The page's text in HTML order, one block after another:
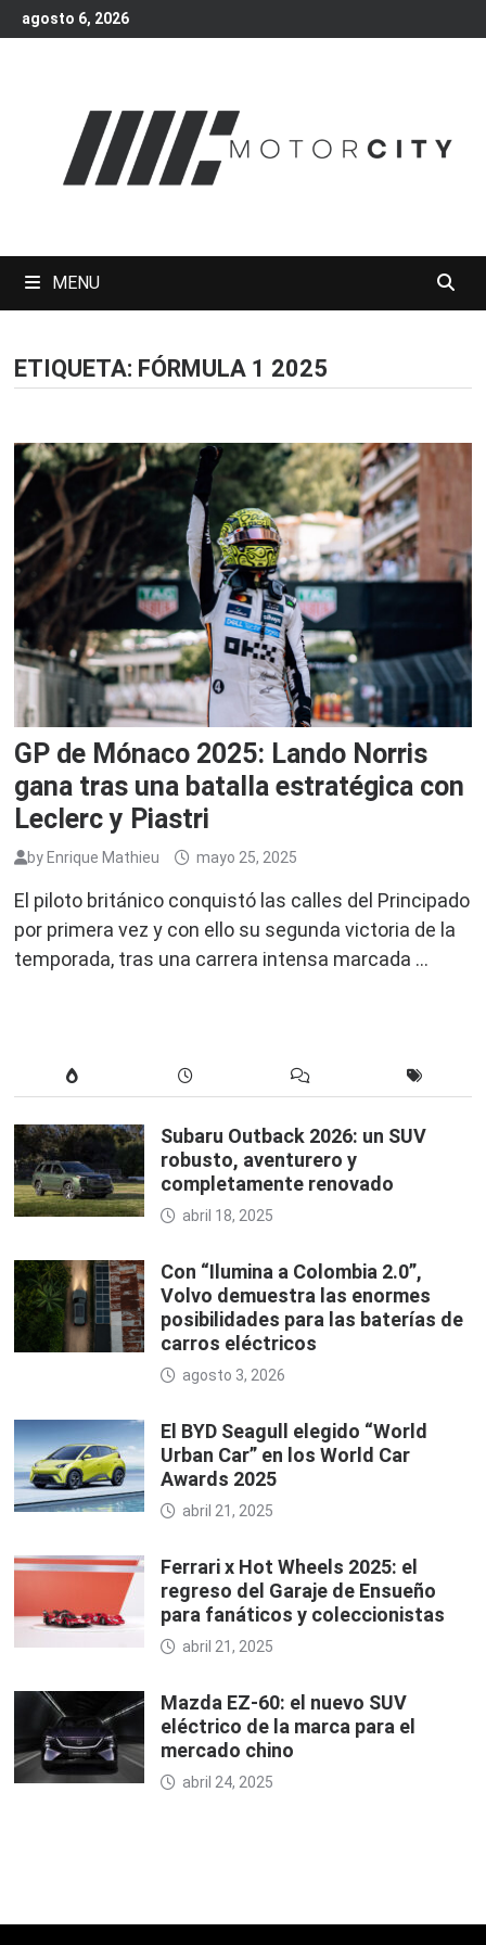
Skip
to
agosto 6, 2026
MENU
ETIQUETA: FÓRMULA 1 2025
GP de Mónaco 2025: Lando Norris
gana tras una batalla estratégica con
Leclerc y Piastri
by Enrique Mathieu mayo 25, 2025
El piloto británico conquistó las calles del Principado
por primera vez y con ello su segunda victoria de la
temporada, tras una carrera intensa marcada …
Subaru Outback 2026: un SUV
robusto, aventurero y
completamente renovado
abril 18, 2025
Con “Ilumina a Colombia 2.0”,
Volvo demuestra las enormes
posibilidades para las baterías de
carros eléctricos
agosto 3, 2026
El BYD Seagull elegido “World
Urban Car” en los World Car
Awards 2025
abril 21, 2025
Ferrari x Hot Wheels 2025: el
regreso del Garaje de Ensueño
para fanáticos y coleccionistas
abril 21, 2025
Mazda EZ-60: el nuevo SUV
eléctrico de la marca para el
mercado chino
abril 24, 2025